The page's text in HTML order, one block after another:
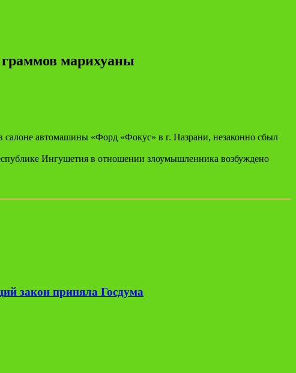
марихуаны
автомашины «Форд «Фокус» в г. Назрани, незаконно сбыл
Ингушетия в отношении злоумышленника возбуждено
закон приняла Госдума